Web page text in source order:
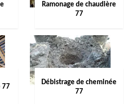
Ramonage de chaudière
77
77
Débistrage de cheminée
77